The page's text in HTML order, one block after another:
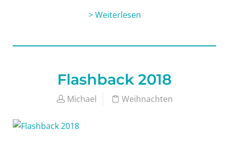
> Weiterlesen
Flashback 2018
Michael Weihnachten